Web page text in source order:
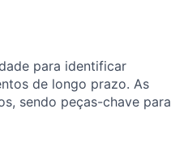
para identificar
de longo prazo. As
sendo peças-chave para